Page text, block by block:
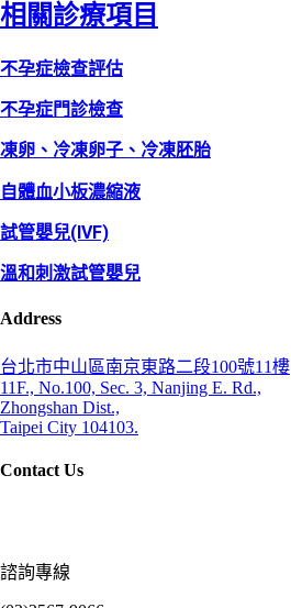
相關診療項目
不孕症檢查評估
不孕症門診檢查
凍卵、冷凍卵子、冷凍胚胎
自體血小板濃縮液
試管嬰兒(IVF)
溫和刺激試管嬰兒
Address
台北市中山區南京東路二段100號11樓
11F., No.100, Sec. 3, Nanjing E. Rd.,
Zhongshan Dist.,
Taipei City 104103.
Contact Us
諮詢專線